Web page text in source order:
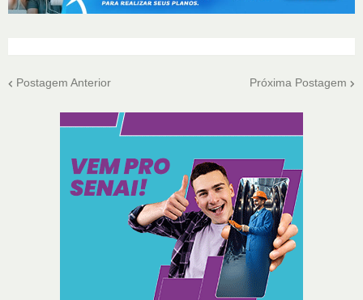
Postagem Anterior Próxima Postagem